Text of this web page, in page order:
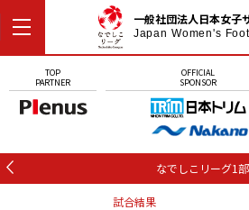
一般社団法人日本女子
Japan Women's
TOP
PARTNER
OFFICIAL
SPONSOR
なでしこリーグ1部
試合結果